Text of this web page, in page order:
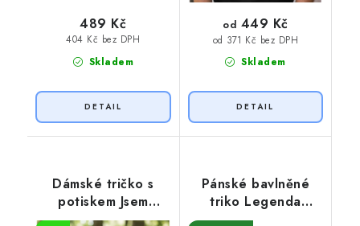
Skladem
404 Kč bez DPH
489 Kč
Skladem
od 371 Kč bez DPH
od 449 Kč
Dámské tričko s
potiskem Jsem
střelená 50 let
Pánské bavlněné
triko Legenda
limitovaná edice